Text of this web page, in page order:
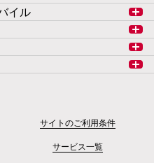
イル
サイトのご利用条件
サービス一覧